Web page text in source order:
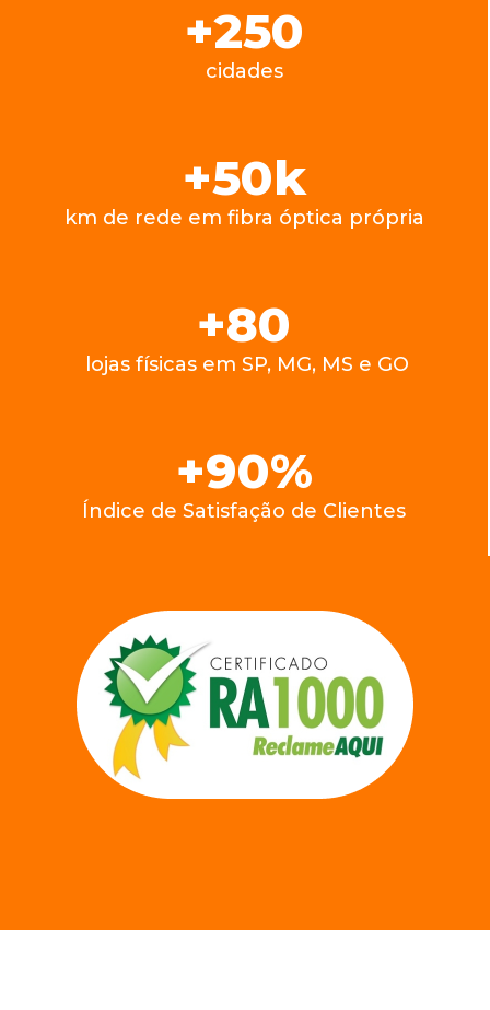
+250
cidades
+50k
km de rede em fibra óptica própria
+80
lojas físicas em SP, MG, MS e GO
+90%
Índice de Satisfação de Clientes